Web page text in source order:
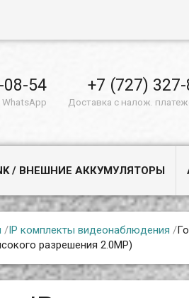
08-54 +7 (727)
Доставка с налож.
/ ВНЕШНИЕ АККУМУЛЯТОРЫ
/IP комплекты видеонаблюдения /
разрешения 2.0MP)